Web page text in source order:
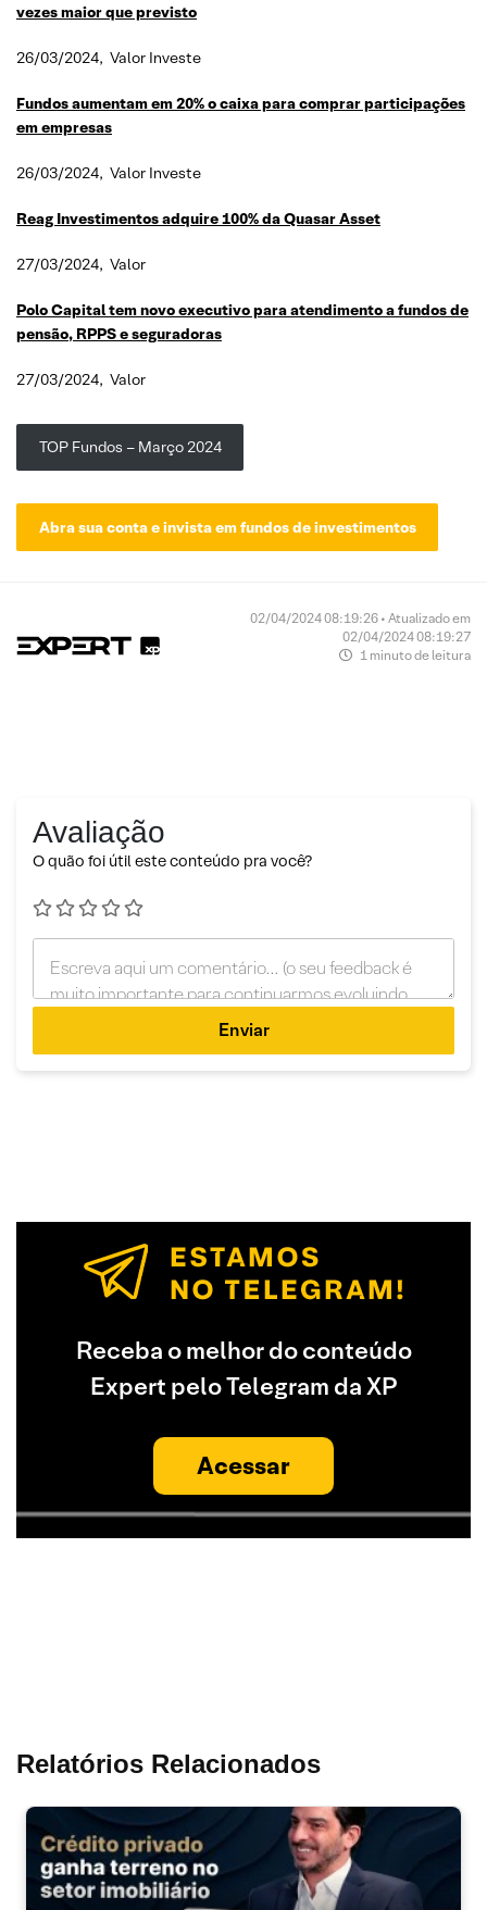
vezes maior que previsto
26/03/2024, Valor Investe
Fundos aumentam em 20% o caixa para comprar participações
em empresas
26/03/2024, Valor Investe
Reag Investimentos adquire 100% da Quasar Asset
27/03/2024, Valor
Polo Capital tem novo executivo para atendimento a fundos de
pensão, RPPS e seguradoras
27/03/2024, Valor
TOP Fundos – Março 2024
Abra sua conta e invista em fundos de investimentos
02/04/2024 08:19:26 • Atualizado em
02/04/2024 08:19:27
1 minuto de leitura
Avaliação
O quão foi útil este conteúdo pra você?
Enviar
Receba o melhor do conteúdo
Expert pelo Telegram da XP
Acessar
Relatórios Relacionados